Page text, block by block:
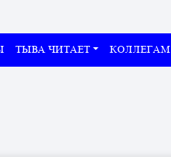
ТЫВА ЧИТАЕТ КОЛЛЕГАМ